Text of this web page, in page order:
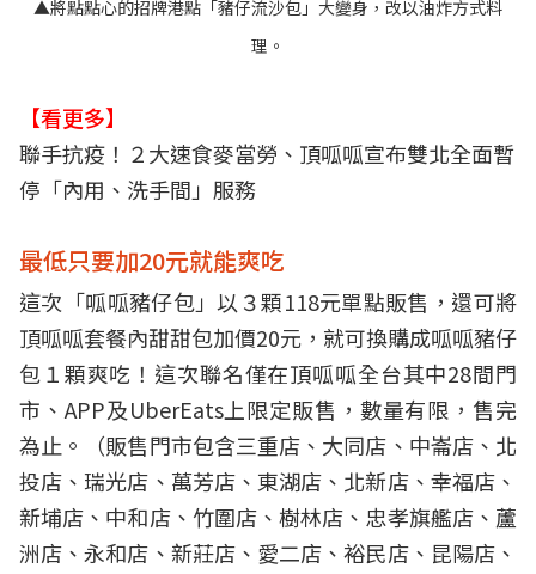
▲將點點心的招牌港點「豬仔流沙包」大變身，改以油炸方式料
理。
【看更多】
聯手抗疫！２大速食麥當勞、頂呱呱宣布雙北全面暫
停「內用、洗手間」服務
最低只要加20元就能爽吃
這次「呱呱豬仔包」以３顆118元單點販售，還可將
頂呱呱套餐內甜甜包加價20元，就可換購成呱呱豬仔
包１顆爽吃！這次聯名僅在頂呱呱全台其中28間門
市、APP及UberEats上限定販售，數量有限，售完
為止。（販售門市包含三重店、大同店、中崙店、北
投店、瑞光店、萬芳店、東湖店、北新店、幸福店、
新埔店、中和店、竹圍店、樹林店、忠孝旗艦店、蘆
洲店、永和店、新莊店、愛二店、裕民店、昆陽店、